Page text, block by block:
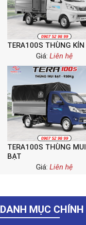
TERA100S THÙNG KÍN
Giá: Liên hệ
TERA100S THÙNG MUI
BẠT
Giá: Liên hệ
DANH MỤC CHÍNH